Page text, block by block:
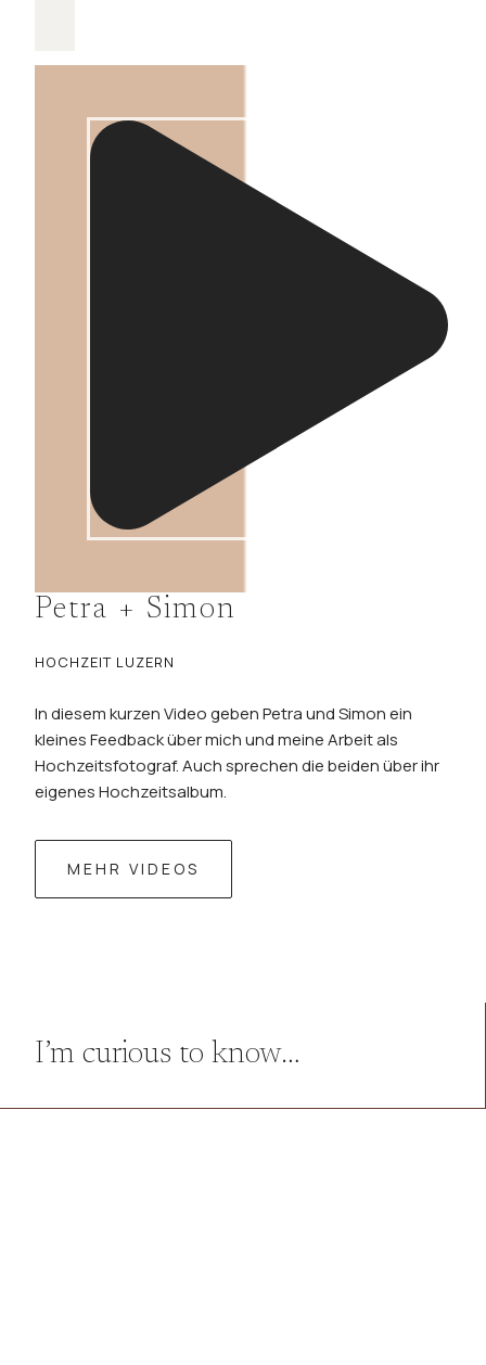
Petra + Simon
HOCHZEIT LUZERN
In diesem kurzen Video geben Petra und Simon ein
kleines Feedback über mich und meine Arbeit als
Hochzeitsfotograf. Auch sprechen die beiden über ihr
eigenes Hochzeitsalbum.
MEHR VIDEOS
I’m curious to know…